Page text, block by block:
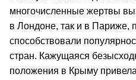
многочисленные жертвы
в Лондоне, так и в Париже,
способствовали
стран. Кажущаяся
положения в Крыму